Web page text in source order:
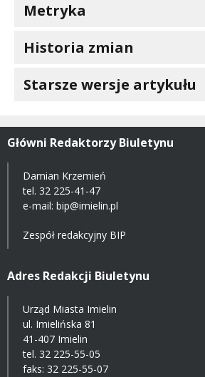
Metryka
Historia zmian
Starsze wersje artykułu
Główni Redaktorzy Biuletynu
Damian Krzemień
tel. 32 225-41-47
e-mail: bip@imielin.pl
Zespół redakcyjny BIP
Adres Redakcji Biuletynu
Urząd Miasta Imielin
ul. Imielińska 81
41-407 Imielin
tel. 32 225-55-05
faks: 32 225-55-07